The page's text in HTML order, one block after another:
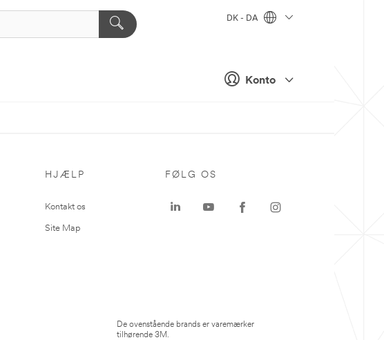
Konto
DK - DA
HJÆLP
Kontakt os
Site Map
FØLG OS
De ovenstående brands er varemærker
tilhørende 3M.